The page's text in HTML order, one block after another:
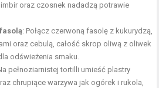
oraz czosnek nadadzą potrawie
: Połącz czerwoną fasolę z kukurydzą,
oraz cebulą, całość skrop oliwą z oliwek
odświeżenia smaku.
pełnoziarnistej tortilli umieść plastry
chrupiące warzywa jak ogórek i rukola,